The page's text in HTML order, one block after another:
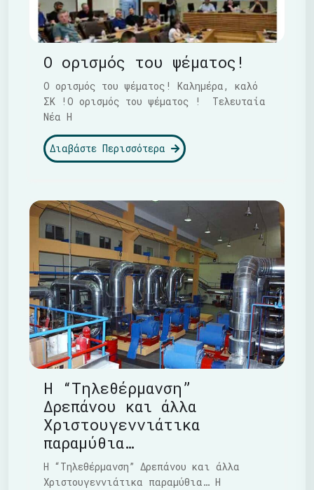
Ο ορισμός του ψέματος!
Ο ορισμός του ψέματος! Καλημέρα, καλό
ΣΚ !Ο ορισμός του ψέματος ! Τελευταία
Νέα Η
Διαβάστε Περισσότερα
Η “Τηλεθέρμανση”
Δρεπάνου και άλλα
Χριστουγεννιάτικα
παραμύθια…
Η “Τηλεθέρμανση” Δρεπάνου και άλλα
Χριστουγεννιάτικα παραμύθια… Η